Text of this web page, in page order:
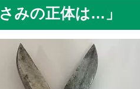
みの正体は…」